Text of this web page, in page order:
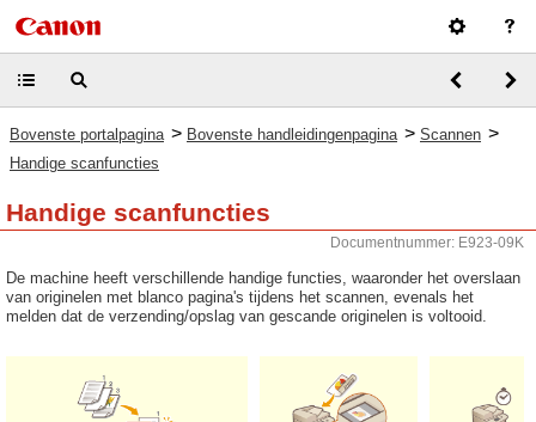
Bovenste portalpagina > Bovenste handleidingenpagina > Scannen >
Handige scanfuncties
Handige scanfuncties
Documentnummer: E923-09K
De machine heeft verschillende handige functies, waaronder het overslaan
van originelen met blanco pagina's tijdens het scannen, evenals het
melden dat de verzending/opslag van gescande originelen is voltooid.